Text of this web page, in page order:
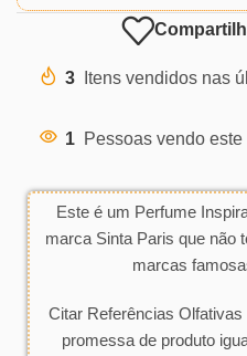
3 Itens vendidos nas
1 Pessoas vendo
Este é um Perfume
marca Sinta Paris que não
marcas
Citar Referências
promessa de produto